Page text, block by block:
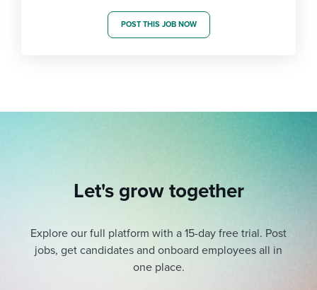
POST THIS JOB NOW
Let's grow together
Explore our full platform with a 15-day free trial. Post
jobs, get candidates and onboard employees all in
one place.